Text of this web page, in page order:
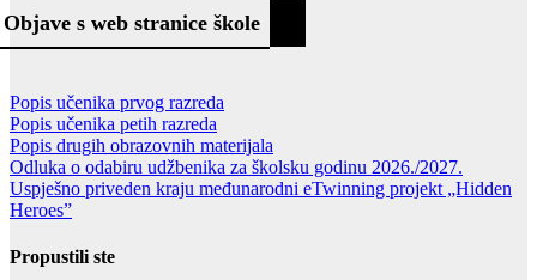
Objave s web stranice škole
Popis učenika prvog razreda
Popis učenika petih razreda
Popis drugih obrazovnih materijala
Odluka o odabiru udžbenika za školsku godinu 2026./2027.
Uspješno priveden kraju međunarodni eTwinning projekt „Hidden
Heroes”
Propustili ste